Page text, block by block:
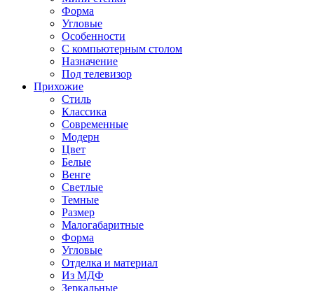
Форма
Угловые
Особенности
С компьютерным столом
Назначение
Под телевизор
Прихожие
Стиль
Классика
Современные
Модерн
Цвет
Белые
Венге
Светлые
Темные
Размер
Малогабаритные
Форма
Угловые
Отделка и материал
Из МДФ
Зеркальные